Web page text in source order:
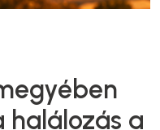
halálozás a